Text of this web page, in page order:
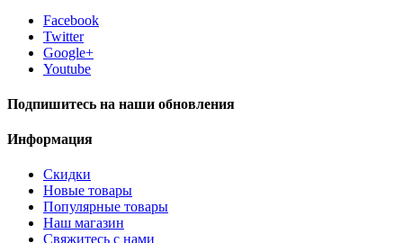
Facebook
Twitter
Google+
Youtube
Подпишитесь на наши обновления
Информация
Скидки
Новые товары
Популярные товары
Наш магазин
Свяжитесь с нами